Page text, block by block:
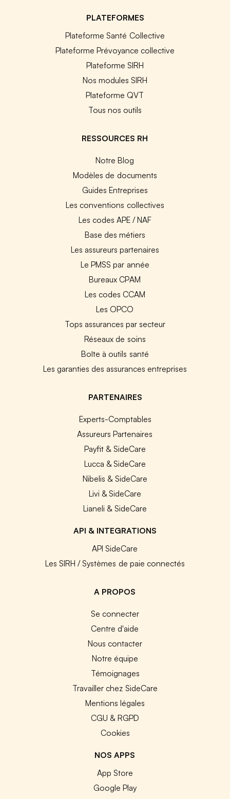
PLATEFORMES
Plateforme Santé Collective
Plateforme Prévoyance collective
Plateforme SIRH
Nos modules SIRH
Plateforme QVT
Tous nos outils
RESSOURCES RH
Notre Blog
Modèles de documents
Guides Entreprises
Les conventions collectives
Les codes APE / NAF
Base des métiers
Les assureurs partenaires
Le PMSS par année
Bureaux CPAM
Les codes CCAM
Les OPCO
Tops assurances par secteur
Réseaux de soins
Boîte à outils santé
Les garanties des assurances entreprises
PARTENAIRES
Experts-Comptables
Assureurs Partenaires
Payfit & SideCare
Lucca & SideCare
Nibelis & SideCare
Livi & SideCare
Lianeli & SideCare
API & INTEGRATIONS
API SideCare
Les SIRH / Systèmes de paie connectés
A PROPOS
Se connecter
Centre d'aide
Nous contacter
Notre équipe
Témoignages
Travailler chez SideCare
Mentions légales
CGU & RGPD
Cookies
NOS APPS
App Store
Google Play